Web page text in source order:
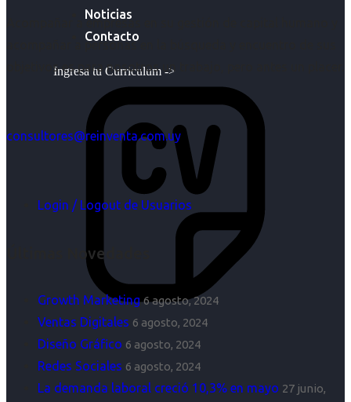
Noticias
Contacto
Ingresa tu Curriculum ->
Acompañar a empresas en su gestión de capital humano y
acompañar a personas en la búsqueda y encuentro de sus
objetivos es para nosotros un trabajo, pero antes un placer.
consultores@reinventa.com.uy
Login / Logout de Usuarios
Últimas Novedades
Growth Marketing 6 agosto, 2024
Ventas Digitales 6 agosto, 2024
Diseño Gráfico 6 agosto, 2024
Redes Sociales 6 agosto, 2024
La demanda laboral creció 10,3% en mayo 27 junio,